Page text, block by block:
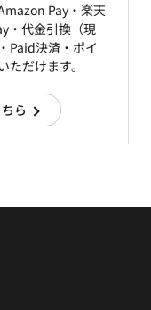
Pay・楽天
・代金引換（現
Paid決済・ポイ
ただけます。
ら